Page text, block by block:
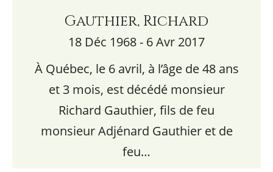
Gauthier, Richard
18 Déc 1968 - 6 Avr 2017
À Québec, le 6 avril, à l’âge de 48 ans
et 3 mois, est décédé monsieur
Richard Gauthier, fils de feu
monsieur Adjénard Gauthier et de
feu…